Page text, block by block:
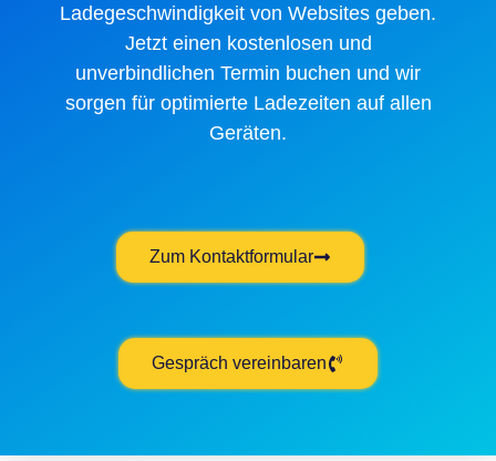
Ladegeschwindigkeit von Websites geben.
Jetzt einen kostenlosen und
unverbindlichen Termin buchen und wir
sorgen für optimierte Ladezeiten auf allen
Geräten.
Zum Kontaktformular
Gespräch vereinbaren